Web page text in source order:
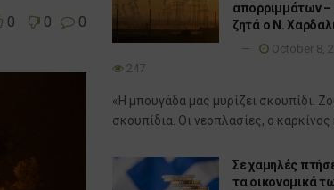
0 0 0
απορριμμάτων –
ζητά ο Ν.
October 8,
247
«Η μπουγάδα μας μυρίζει σκουπίδι.
σκουπίδια. Οι νεοπλασίες, ο καρκίνος
Σε χαμηλές
τα οικονομικά